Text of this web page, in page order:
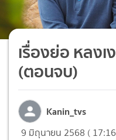
เรื่องย่อ หลง
(ตอนจบ)
Kanin_tvs
9 มิถุนายน 2568 (